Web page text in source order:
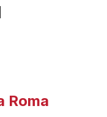
Roma